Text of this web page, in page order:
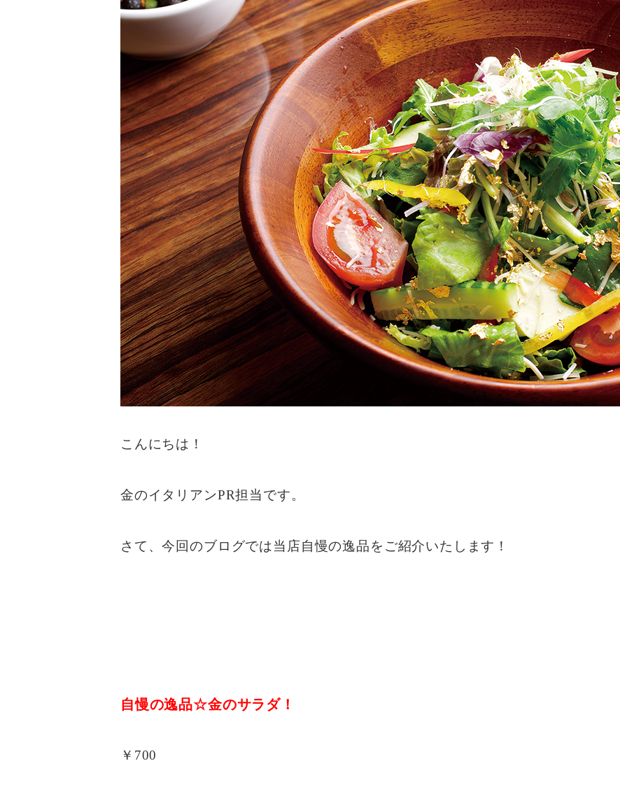
こんにちは！
金のイタリアンPR担当です。
さて、今回のブログでは当店自慢の逸品をご紹介いたします！
自慢の逸品☆金のサラダ！
￥700